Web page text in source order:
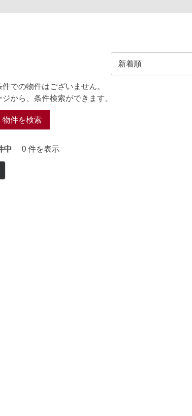
での物件はございません。
から、条件検索ができます。
物件を検索
中 0 件を表示